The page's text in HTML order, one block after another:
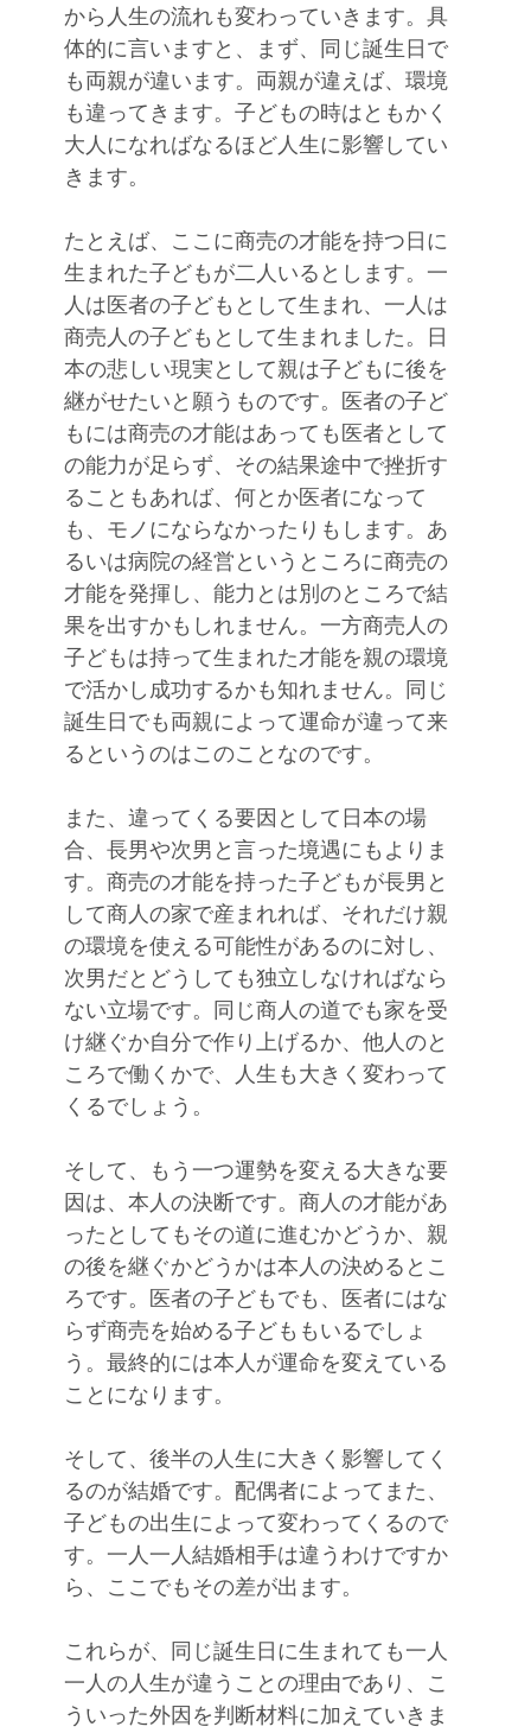
から人生の流れも変わっていきます。具
体的に言いますと、まず、同じ誕生日で
も両親が違います。両親が違えば、環境
も違ってきます。子どもの時はともかく
大人になればなるほど人生に影響してい
きます。
たとえば、ここに商売の才能を持つ日に
生まれた子どもが二人いるとします。一
人は医者の子どもとして生まれ、一人は
商売人の子どもとして生まれました。日
本の悲しい現実として親は子どもに後を
継がせたいと願うものです。医者の子ど
もには商売の才能はあっても医者として
の能力が足らず、その結果途中で挫折す
ることもあれば、何とか医者になって
も、モノにならなかったりもします。あ
るいは病院の経営というところに商売の
才能を発揮し、能力とは別のところで結
果を出すかもしれません。一方商売人の
子どもは持って生まれた才能を親の環境
で活かし成功するかも知れません。同じ
誕生日でも両親によって運命が違って来
るというのはこのことなのです。
また、違ってくる要因として日本の場
合、長男や次男と言った境遇にもよりま
す。商売の才能を持った子どもが長男と
して商人の家で産まれれば、それだけ親
の環境を使える可能性があるのに対し、
次男だとどうしても独立しなければなら
ない立場です。同じ商人の道でも家を受
け継ぐか自分で作り上げるか、他人のと
ころで働くかで、人生も大きく変わって
くるでしょう。
そして、もう一つ運勢を変える大きな要
因は、本人の決断です。商人の才能があ
ったとしてもその道に進むかどうか、親
の後を継ぐかどうかは本人の決めるとこ
ろです。医者の子どもでも、医者にはな
らず商売を始める子どももいるでしょ
う。最終的には本人が運命を変えている
ことになります。
そして、後半の人生に大きく影響してく
るのが結婚です。配偶者によってまた、
子どもの出生によって変わってくるので
す。一人一人結婚相手は違うわけですか
ら、ここでもその差が出ます。
これらが、同じ誕生日に生まれても一人
一人の人生が違うことの理由であり、こ
ういった外因を判断材料に加えていきま